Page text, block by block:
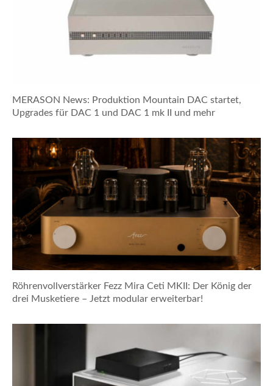
MERASON News: Produktion Mountain DAC startet,
Upgrades für DAC 1 und DAC 1 mk II und mehr
Röhrenvollverstärker Fezz Mira Ceti MKII: Der König der
drei Musketiere – Jetzt modular erweiterbar!